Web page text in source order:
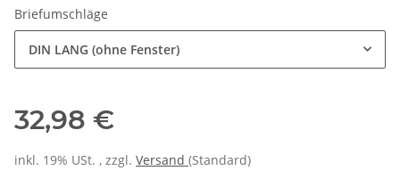
Briefumschläge
DIN LANG (ohne Fenster)
32,98 €
inkl. 19% USt. , zzgl. Versand (Standard)